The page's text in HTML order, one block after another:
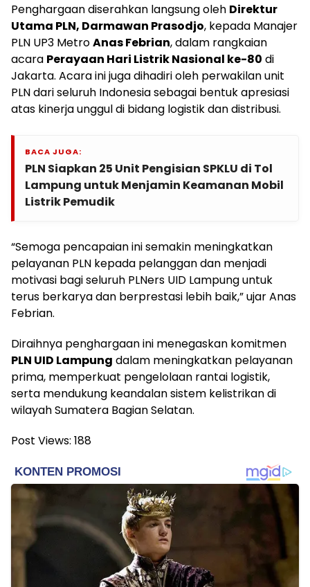
Penghargaan diserahkan langsung oleh Direktur
Utama PLN, Darmawan Prasodjo, kepada Manajer
PLN UP3 MetroAnas Febrian, dalam rangkaian
acara Perayaan Hari Listrik Nasional ke-80 di
Jakarta. Acara ini juga dihadiri oleh perwakilan unit
PLN dari seluruh Indonesia sebagai bentuk apresiasi
atas kinerja unggul di bidang logistik dan distribusi.
BACA JUGA:
PLN Siapkan 25 Unit Pengisian SPKLU di Tol
Lampung untuk Menjamin Keamanan Mobil
Listrik Pemudik
“Semoga pencapaian ini semakin meningkatkan
pelayanan PLN kepada pelanggan dan menjadi
motivasi bagi seluruh PLNers UID Lampung untuk
terus berkarya dan berprestasi lebih baik,” ujar Anas
Febrian.
Diraihnya penghargaan ini menegaskan komitmen
PLN UID Lampung dalam meningkatkan pelayanan
prima, memperkuat pengelolaan rantai logistik,
serta mendukung keandalan sistem kelistrikan di
wilayah Sumatera Bagian Selatan.
Post Views: 188